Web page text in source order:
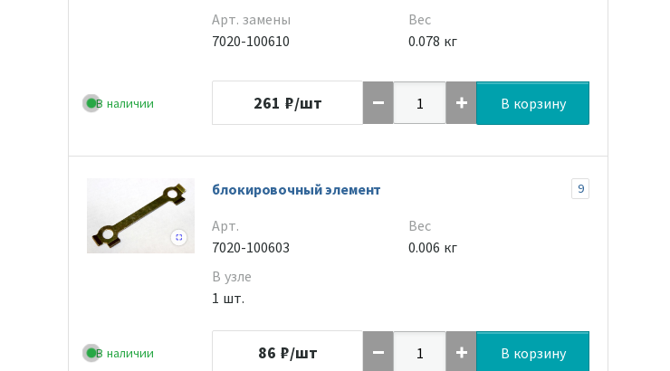
В наличии
Арт. замены
7020-100610
Вес
0.078 кг
261 ₽/шт В корзину
В наличии
блокировочный элемент 9
Арт.
7020-100603
В узле
1 шт.
Вес
0.006 кг
86 ₽/шт В корзину